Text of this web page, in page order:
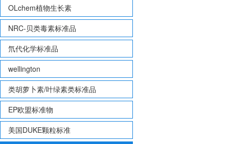
OLchem植物生长素
NRC-贝类毒素标准品
氘代化学标准品
wellington
类胡萝卜素/叶绿素类标准品
EP欧盟标准物
美国DUKE颗粒标准